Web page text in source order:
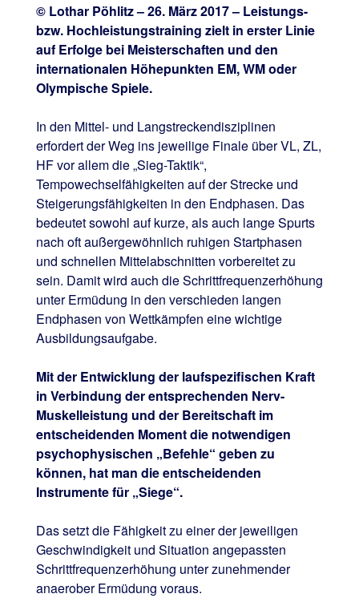
© Lothar Pöhlitz – 26. März 2017 – Leistungs-
bzw. Hochleistungstraining zielt in erster Linie
auf Erfolge bei Meisterschaften und den
internationalen Höhepunkten EM, WM oder
Olympische Spiele.
In den Mittel- und Langstreckendisziplinen
erfordert der Weg ins jeweilige Finale über VL, ZL,
HF vor allem die „Sieg-Taktik“,
Tempowechselfähigkeiten auf der Strecke und
Steigerungsfähigkeiten in den Endphasen. Das
bedeutet sowohl auf kurze, als auch lange Spurts
nach oft außergewöhnlich ruhigen Startphasen
und schnellen Mittelabschnitten vorbereitet zu
sein. Damit wird auch die Schrittfrequenzerhöhung
unter Ermüdung in den verschieden langen
Endphasen von Wettkämpfen eine wichtige
Ausbildungsaufgabe.
Mit der Entwicklung der laufspezifischen Kraft
in Verbindung der entsprechenden Nerv-
Muskelleistung und der Bereitschaft im
entscheidenden Moment die notwendigen
psychophysischen „Befehle“ geben zu
können, hat man die entscheidenden
Instrumente für „Siege“.
Das setzt die Fähigkeit zu einer der jeweiligen
Geschwindigkeit und Situation angepassten
Schrittfrequenzerhöhung unter zunehmender
anaerober Ermüdung voraus.